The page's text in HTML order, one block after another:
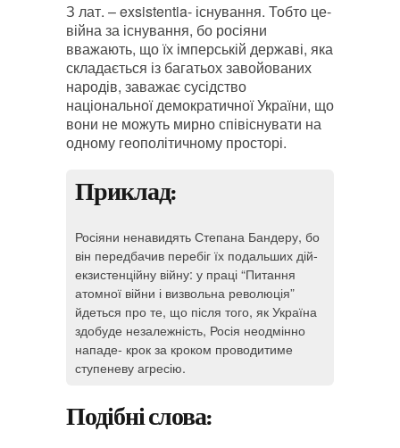
З лат. – exsistentia- існування. Тобто це-
війна за існування, бо росіяни
вважають, що їх імперській державі, яка
складається із багатьох завойованих
народів, заважає сусідство
національної демократичної України, що
вони не можуть мирно співіснувати на
одному геополітичному просторі.
Приклад:
Росіяни ненавидять Степана Бандеру, бо
він передбачив перебіг їх подальших дій-
екзистенційну війну: у праці “Питання
атомної війни і визвольна революція”
йдеться про те, що після того, як Україна
здобуде незалежність, Росія неодмінно
нападе- крок за кроком проводитиме
ступеневу агресію.
Подібні слова: